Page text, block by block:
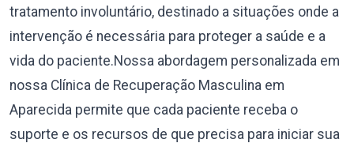
tratamento involuntário, destinado a situações onde a
intervenção é necessária para proteger a saúde e a
vida do paciente.Nossa abordagem personalizada em
nossa Clínica de Recuperação Masculina em
Aparecida permite que cada paciente receba o
suporte e os recursos de que precisa para iniciar sua